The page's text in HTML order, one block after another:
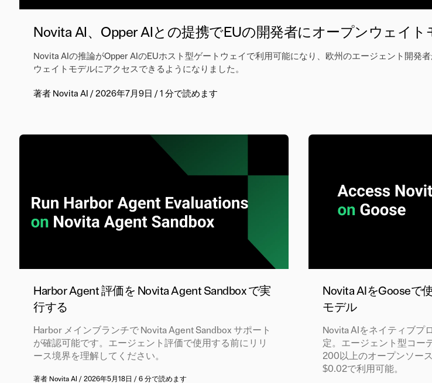
Novita AI、Opper AIとの提携でEUの開発者にオープンウェイ
Novita AIの推論がOpper AIのEUホスト型ゲートウェイで利用可能になり、欧州のエージェント開発
ウェイトモデルにアクセスできるようになりました。
著者 Novita AI / 2026年7月9日 / 1 分で読めます
Harbor Agent 評価を Novita Agent Sandbox で実
行する
Harbor メインブランチで Novita Agent Sandbox サポート
が確認可能です。エージェント評価で使用する前にリリ
ース境界を理解してください。
著者 Novita AI / 2026年5月18日 / 6 分で読めます
Novita AIをGooseで
モデル
Novita AIをネイティブプ
定。エージェント型コー
200以上のオープンソー
$0.02で利用可能。